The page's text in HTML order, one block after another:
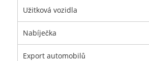
Užitková vozidla
Nabíječka
Export automobilů